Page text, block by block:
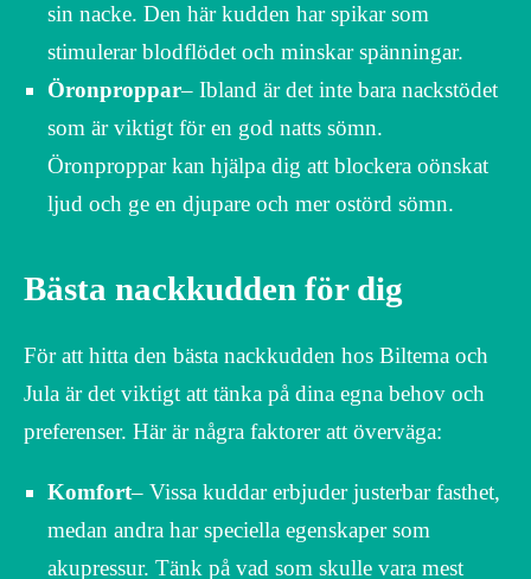
sin nacke. Den här kudden har spikar som
stimulerar blodflödet och minskar spänningar.
Öronproppar– Ibland är det inte bara nackstödet
som är viktigt för en god natts sömn.
Öronproppar kan hjälpa dig att blockera oönskat
ljud och ge en djupare och mer ostörd sömn.
Bästa nackkudden för dig
För att hitta den bästa nackkudden hos Biltema och
Jula är det viktigt att tänka på dina egna behov och
preferenser. Här är några faktorer att överväga:
Komfort– Vissa kuddar erbjuder justerbar fasthet,
medan andra har speciella egenskaper som
akupressur. Tänk på vad som skulle vara mest